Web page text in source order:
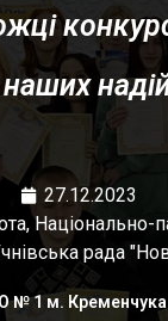
наших
27.12.2023
,Національно-
рада
№ 1 м. Кременчука